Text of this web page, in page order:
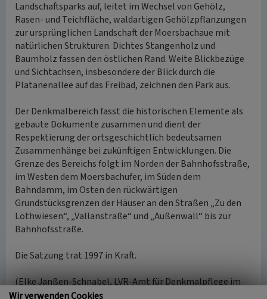
Landschaftsparks auf, leitet im Wechsel von Gehölz,
Rasen- und Teichfläche, waldartigen Gehölzpflanzungen
zur ursprünglichen Landschaft der Moersbachaue mit
natürlichen Strukturen. Dichtes Stangenholz und
Baumholz fassen den östlichen Rand. Weite Blickbezüge
und Sichtachsen, insbesondere der Blick durch die
Platanenallee auf das Freibad, zeichnen den Park aus.
Der Denkmalbereich fasst die historischen Elemente als
gebaute Dokumente zusammen und dient der
Respektierung der ortsgeschichtlich bedeutsamen
Zusammenhänge bei zukünftigen Entwicklungen. Die
Grenze des Bereichs folgt im Norden der Bahnhofsstraße,
im Westen dem Moersbachufer, im Süden dem
Bahndamm, im Osten den rückwärtigen
Grundstücksgrenzen der Häuser an den Straßen „Zu den
Löthwiesen“, „Vallanstraße“ und „Außenwall“ bis zur
Bahnhofsstraße.
Die Satzung trat 1997 in Kraft.
(Elke Janßen-Schnabel, LVR-Amt für Denkmalpflege im
Rheinland, aus: Pufke (Hrsg.) 2016)
Wir verwenden Cookies